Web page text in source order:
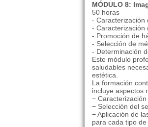
MÓDULO 8:
50 horas
- Caracterización
- Caracterización
- Promoción de
- Selección de
- Determinación
Este módulo
saludables
estética.
La formación
incluye aspectos
−
− Selección del
− Aplicación de
para cada tipo de